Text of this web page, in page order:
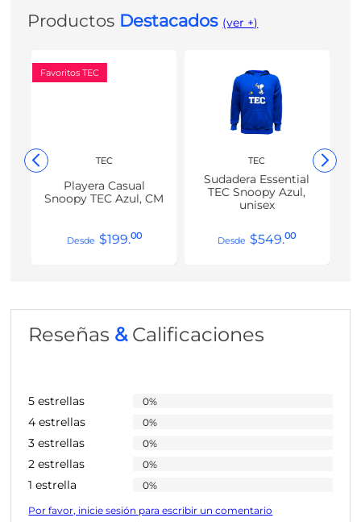
Productos Destacados (ver +)
Favoritos TEC
TEC
Playera Casual
Snoopy TEC Azul, CM
$199.00
TEC
Sudadera Essential
TEC Snoopy Azul,
unisex
$549.00
Reseñas &Calificaciones
5 estrellas 0%
4 estrellas 0%
3 estrellas 0%
2 estrellas 0%
1 estrella 0%
Por favor, inicie sesión para escribir un comentario